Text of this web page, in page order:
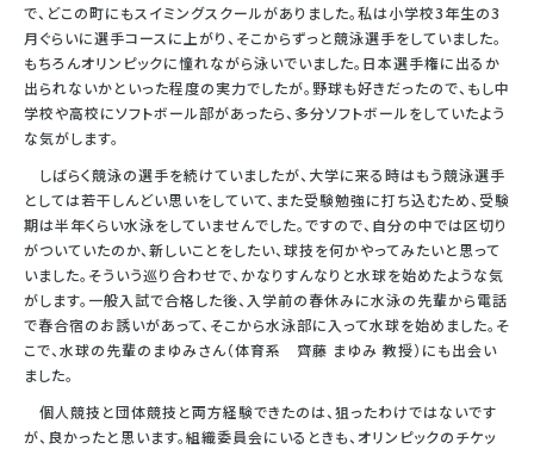
で、どこの町にもスイミングスクールがありました。私は小学校3年生の3
月ぐらいに選手コースに上がり、そこからずっと競泳選手をしていました。
もちろんオリンピックに憧れながら泳いでいました。日本選手権に出るか
出られないかといった程度の実力でしたが。野球も好きだったので、もし中
学校や高校にソフトボール部があったら、多分ソフトボールをしていたよう
な気がします。
しばらく競泳の選手を続けていましたが、大学に来る時はもう競泳選手
としては若干しんどい思いをしていて、また受験勉強に打ち込むため、受験
期は半年くらい水泳をしていませんでした。ですので、自分の中では区切り
がついていたのか、新しいことをしたい、球技を何かやってみたいと思って
いました。そういう巡り合わせで、かなりすんなりと水球を始めたような気
がします。一般入試で合格した後、入学前の春休みに水泳の先輩から電話
で春合宿のお誘いがあって、そこから水泳部に入って水球を始めました。そ
こで、水球の先輩のまゆみさん（体育系 齊藤 まゆみ 教授）にも出会い
ました。
個人競技と団体競技と両方経験できたのは、狙ったわけではないです
が、良かったと思います。組織委員会にいるときも、オリンピックのチケッ